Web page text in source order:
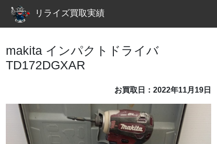
リライズ買取実績
makita インパクトドライバ
TD172DGXAR
お買取日：2022年11月19日